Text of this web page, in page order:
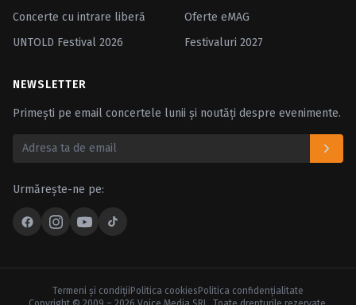
Concerte cu intrare liberă
Oferte eMAG
UNTOLD Festival 2026
Festivaluri 2027
NEWSLETTER
Primești pe email concertele lunii și noutăți despre evenimente.
Urmărește-ne pe:
Termeni şi condiţii Politica cookies Politica confidenţialitate